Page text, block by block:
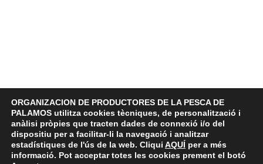
ORGANIZACION DE PRODUCTORES DE LA PESCA DE
PALAMOS utilitza cookies tècniques, de personalització i
anàlisi pròpies que tracten dades de connexió i/o del
dispositiu per a facilitar-li la navegació i analitzar
estadístiques de l'ús de la web. Cliqui AQUÍ per a més
informació. Pot acceptar totes les cookies prement el botó